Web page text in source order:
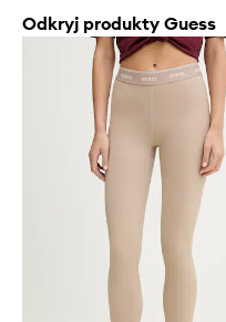
Odkryj produkty Guess